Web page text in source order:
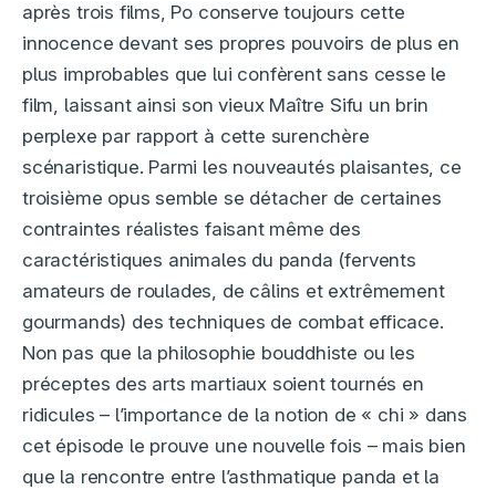
après trois films, Po conserve toujours cette
innocence devant ses propres pouvoirs de plus en
plus improbables que lui confèrent sans cesse le
film, laissant ainsi son vieux Maître Sifu un brin
perplexe par rapport à cette surenchère
scénaristique. Parmi les nouveautés plaisantes, ce
troisième opus semble se détacher de certaines
contraintes réalistes faisant même des
caractéristiques animales du panda (fervents
amateurs de roulades, de câlins et extrêmement
gourmands) des techniques de combat efficace.
Non pas que la philosophie bouddhiste ou les
préceptes des arts martiaux soient tournés en
ridicules – l’importance de la notion de « chi » dans
cet épisode le prouve une nouvelle fois – mais bien
que la rencontre entre l’asthmatique panda et la